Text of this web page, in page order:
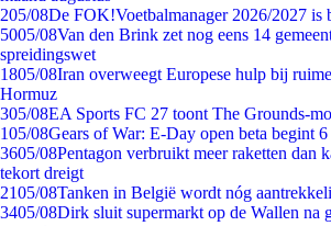
205/08De FOK!Voetbalmanager 2026/2027 is
5005/08Van den Brink zet nog eens 14
spreidingswet
1805/08Iran overweegt Europese hulp bij
Hormuz
305/08EA Sports FC 27 toont The Grounds-
105/08Gears of War: E-Day open beta begint 6
3605/08Pentagon verbruikt meer raketten dan
tekort dreigt
2105/08Tanken in België wordt nóg
3405/08Dirk sluit supermarkt op de Wallen na